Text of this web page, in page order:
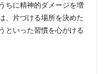
ちに精神的ダメージを増
、片づける場所を決めた
といった習慣を心がける